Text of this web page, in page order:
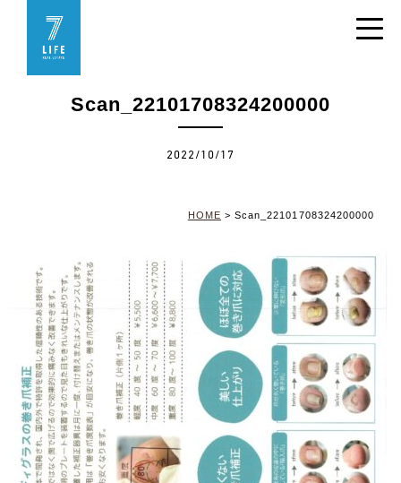
Scan_22101708324200000
2022/10/17
HOME >Scan_22101708324200000